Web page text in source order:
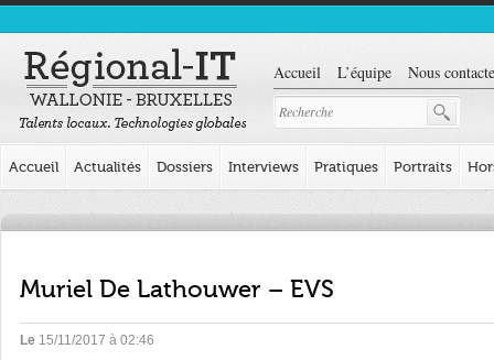
Accueil L’équipe Nous
Accueil Actualités Dossiers Interviews Pratiques Portraits
Muriel De Lathouwer – EVS
Le 15/11/2017 à 02:46